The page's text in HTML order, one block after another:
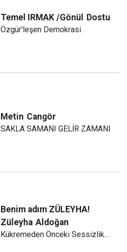
Temel IRMAK /Gönül Dostu
Özgür'leşen Demokrasi
Metin Cangör
SAKLA SAMANI GELİR ZAMANI
Benim adım ZÜLEYHA!
Züleyha Aldoğan
Kükremeden Önceki Sessizlik...